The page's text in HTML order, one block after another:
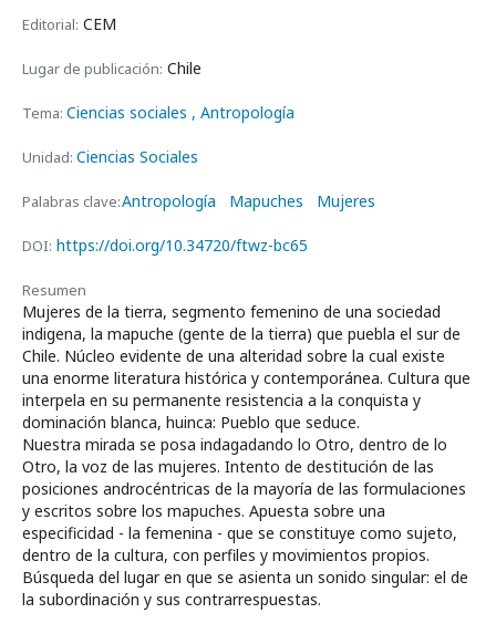
Editorial: CEM
Lugar de publicación: Chile
Tema: Ciencias sociales , Antropología
Unidad: Ciencias Sociales
Palabras clave:Antropología Mapuches Mujeres
DOI: https://doi.org/10.34720/ftwz-bc65
Resumen
Mujeres de la tierra, segmento femenino de una sociedad
indigena, la mapuche (gente de la tierra) que puebla el sur de
Chile. Núcleo evidente de una alteridad sobre la cual existe
una enorme literatura histórica y contemporánea. Cultura que
interpela en su permanente resistencia a la conquista y
dominación blanca, huinca: Pueblo que seduce.
Nuestra mirada se posa indagadando lo Otro, dentro de lo
Otro, la voz de las mujeres. Intento de destitución de las
posiciones androcéntricas de la mayoría de las formulaciones
y escritos sobre los mapuches. Apuesta sobre una
especificidad - la femenina - que se constituye como sujeto,
dentro de la cultura, con perfiles y movimientos propios.
Búsqueda del lugar en que se asienta un sonido singular: el de
la subordinación y sus contrarrespuestas.